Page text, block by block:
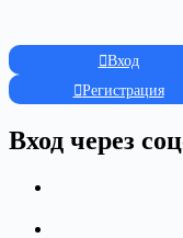
Вход
Регистрация
Вход через